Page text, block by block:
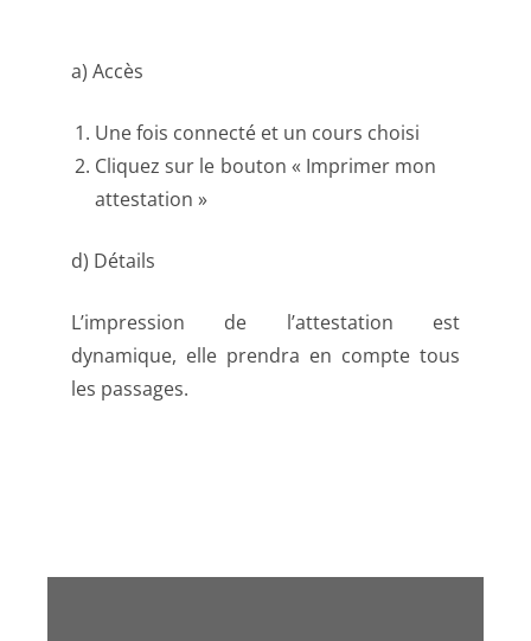
a) Accès
Une fois connecté et un cours choisi
Cliquez sur le bouton « Imprimer mon
attestation »
d) Détails
L’impression de l’attestation est
dynamique, elle prendra en compte tous
les passages.